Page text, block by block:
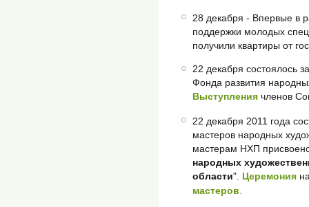
28 декабря - Впервые в
поддержки молодых
получили квартиры от
22 декабря состоялось
Фонда развития
Выступления членов
22 декабря 2011 года
мастеров народных
мастерам НХП
народных
области". Церемония
мастеров